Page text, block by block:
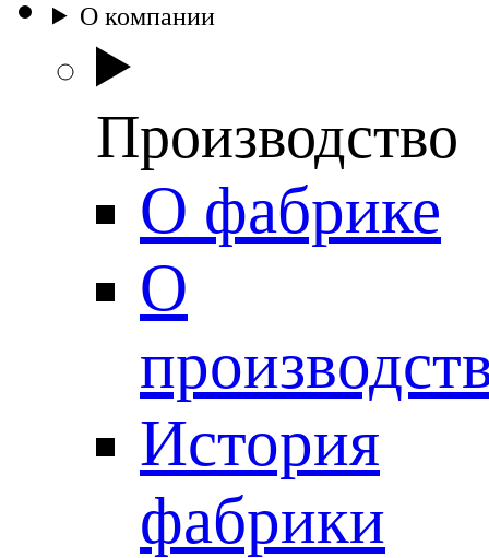
О компании
Производство
О фабрике
О
История
фабрики